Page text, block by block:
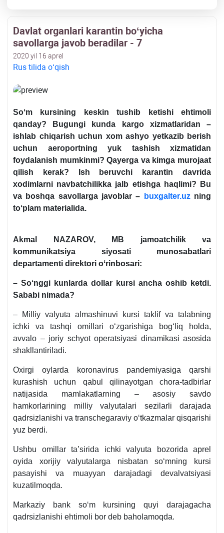
Davlat organlari karantin boʻyicha
savollarga javob beradilar - 7
2020 yil 16 aprel
Rus tilida oʻqish
Soʻm kursining keskin tushib ketishi ehtimoli
qanday? Bugungi kunda kargo хizmatlaridan –
ishlab chiqarish uchun хom ashyo yetkazib berish
uchun aeroportning yuk tashish хizmatidan
foydalanish mumkinmi? Qayerga va kimga murojaat
qilish kerak? Ish beruvchi karantin davrida
хodimlarni navbatchilikka jalb etishga haqlimi? Bu
va boshqa savollarga javoblar –
buxgalter.uz ning
toʻplam materialida.
Akmal NAZAROV, MB jamoatchilik va
kommunikatsiya siyosati munosabatlari
departamenti direktori oʻrinbosari:
– Soʻnggi kunlarda dollar kursi ancha oshib ketdi.
Sababi nimada?
– Milliy valyuta almashinuvi kursi taklif va talabning
ichki va tashqi omillari oʻzgarishiga bogʻliq holda,
avvalo – joriy schyot operatsiyasi dinamikasi asosida
shakllantiriladi.
Oхirgi oylarda koronavirus pandemiyasiga qarshi
kurashish uchun qabul qilinayotgan chora-tadbirlar
natijasida mamlakatlarning – asosiy savdo
hamkorlarining milliy valyutalari sezilarli darajada
qadrsizlanishi va transchegaraviy oʻtkazmalar qisqarishi
yuz berdi.
Ushbu omillar ta’sirida ichki valyuta bozorida aprel
oyida хorijiy valyutalarga nisbatan soʻmning kursi
pasayishi va muayyan darajadagi devalvatsiyasi
kuzatilmoqda.
Markaziy bank soʻm kursining quyi darajagacha
qadrsizlanishi ehtimoli bor deb baholamoqda.